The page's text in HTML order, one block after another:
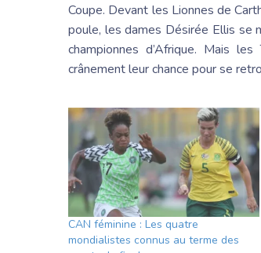
Coupe. Devant les Lionnes de
poule, les dames Désirée Ellis se
championnes d’Afrique. Mais
crânement leur chance pour se
CAN féminine : Les quatre
mondialistes connus au terme des